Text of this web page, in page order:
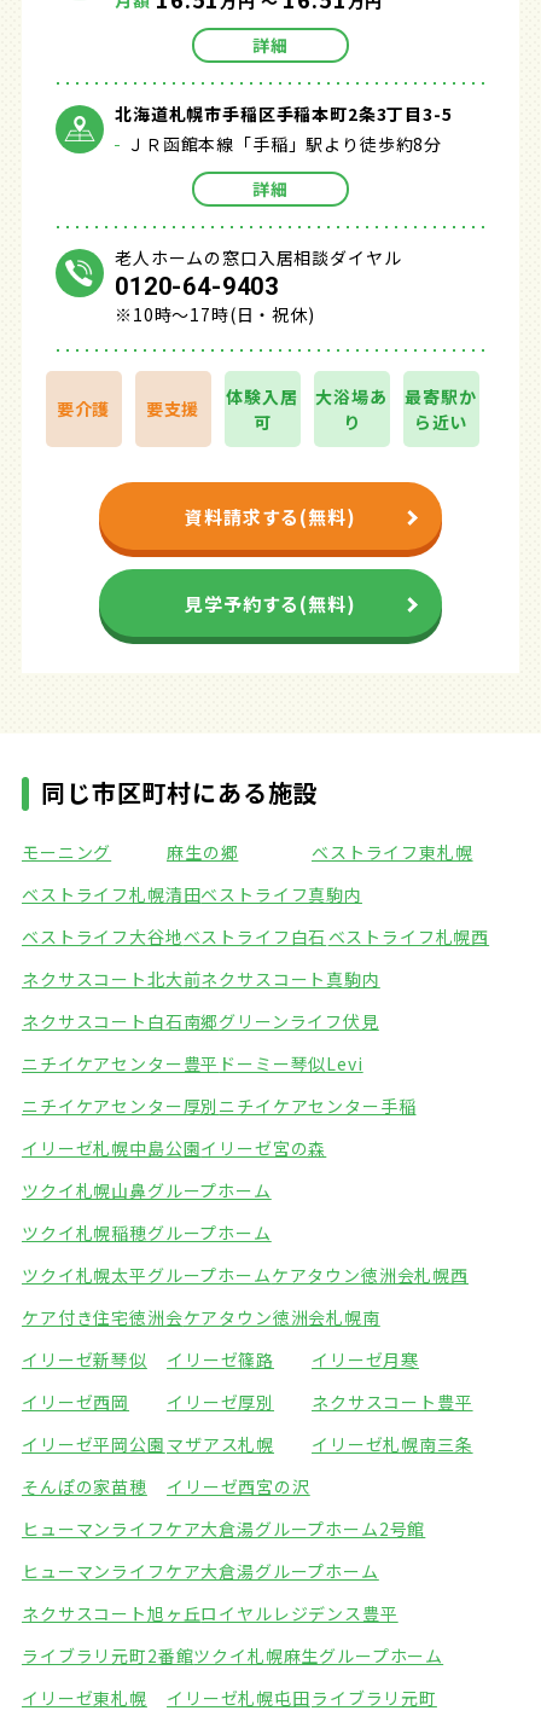
詳細
北海道札幌市手稲区手稲本町2条3丁目3-5
ＪＲ函館本線「手稲」駅より徒歩約8分
詳細
老人ホームの窓口入居相談ダイヤル
0120-64-9403
※10時～17時(日・祝休)
要介護 要支援
体験入居
可
大浴場あ
り
最寄駅か
ら近い
資料請求する(無料)
見学予約する(無料)
同じ市区町村にある施設
モーニング 麻生の郷
ベストライフ東札幌
ベストライフ札幌清田ベストライフ真駒内
ベストライフ大谷地ベストライフ白石 ベストライフ札幌西
ネクサスコート北大前ネクサスコート真駒内
ネクサスコート白石南郷グリーンライフ伏見
ニチイケアセンター豊平 ドーミー琴似Levi
ニチイケアセンター厚別 ニチイケアセンター手稲
イリーゼ札幌中島公園イリーゼ宮の森
ツクイ札幌山鼻グループホーム
ツクイ札幌稲穂グループホーム
ツクイ札幌太平グループホームケアタウン徳洲会札幌西
ケア付き住宅徳洲会ケアタウン徳洲会札幌南
イリーゼ新琴似
イリーゼ篠路
イリーゼ月寒
イリーゼ西岡
イリーゼ厚別
ネクサスコート豊平
イリーゼ平岡公園 マザアス札幌
イリーゼ札幌南三条
そんぽの家苗穂
イリーゼ西宮の沢
ヒューマンライフケア大倉湯グループホーム2号館
ヒューマンライフケア大倉湯グループホーム
ネクサスコート旭ヶ丘ロイヤルレジデンス豊平
ライブラリ元町2番館ツクイ札幌麻生グループホーム
イリーゼ東札幌
イリーゼ札幌屯田ライブラリ元町